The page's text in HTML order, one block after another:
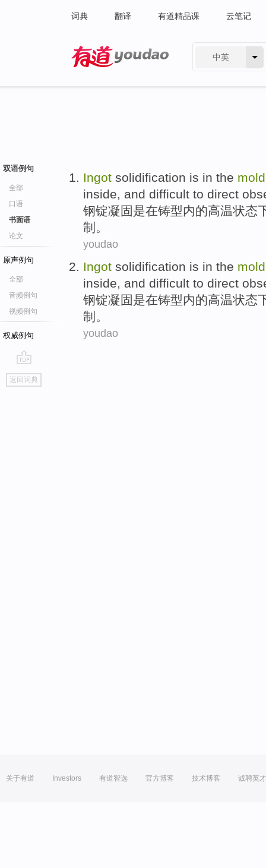
词典 翻译 有道精品课 云笔记
中英
双语例句
全部
口语
书面语
论文
原声例句
全部
音频例句
视频例句
权威例句
go
top
返回词典
Ingot solidification is in the mold
inside, and difficult to direct
钢锭凝固是在铸型内的高温状态
制 。
youdao
Ingot solidification is in the mold
inside, and difficult to direct
钢锭凝固是在铸型内的高温状态
制 。
youdao
关于有道 Investors 有道智选 官方博客 技术博客 诚聘英才